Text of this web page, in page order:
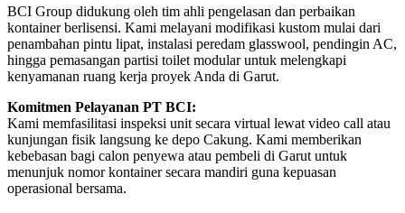
BCI Group didukung oleh tim ahli pengelasan dan perbaikan
kontainer berlisensi. Kami melayani modifikasi kustom mulai dari
penambahan pintu lipat, instalasi peredam glasswool, pendingin AC,
hingga pemasangan partisi toilet modular untuk melengkapi
kenyamanan ruang kerja proyek Anda di Garut.
Komitmen Pelayanan PT BCI:
Kami memfasilitasi inspeksi unit secara virtual lewat video call atau
kunjungan fisik langsung ke depo Cakung. Kami memberikan
kebebasan bagi calon penyewa atau pembeli di Garut untuk
menunjuk nomor kontainer secara mandiri guna kepuasan
operasional bersama.